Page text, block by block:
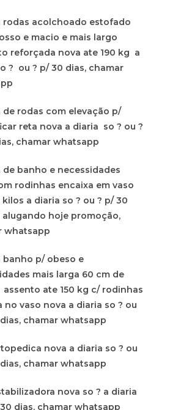
rodas acolchoado estofado
e macio e mais largo
reforçada nova ate 190 kg a
? ou ? p/ 30 dias, chamar
de rodas com elevação p/
reta nova a diaria so ? ou ?
chamar whatsapp
de banho e necessidades
rodinhas encaixa em vaso
kilos a diaria so ? ou ? p/ 30
alugando hoje promoção,
whatsapp
banho p/ obeso e
mais larga 60 cm de
ate 150 kg c/ rodinhas
no vaso nova a diaria so ? ou
chamar whatsapp
nova a diaria so ? ou
chamar whatsapp
nova so ? a diaria
dias, chamar whatsapp